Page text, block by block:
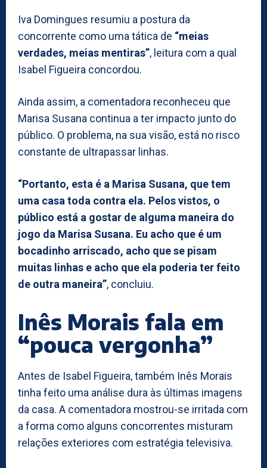
Iva Domingues resumiu a postura da
concorrente como uma tática de “meias
verdades, meias mentiras”, leitura com a qual
Isabel Figueira concordou.
Ainda assim, a comentadora reconheceu que
Marisa Susana continua a ter impacto junto do
público. O problema, na sua visão, está no risco
constante de ultrapassar linhas.
“Portanto, esta é a Marisa Susana, que tem
uma casa toda contra ela. Pelos vistos, o
público está a gostar de alguma maneira do
jogo da Marisa Susana. Eu acho que é um
bocadinho arriscado, acho que se pisam
muitas linhas e acho que ela poderia ter feito
de outra maneira”, concluiu.
Inês Morais fala em
“pouca vergonha”
Antes de Isabel Figueira, também Inês Morais
tinha feito uma análise dura às últimas imagens
da casa. A comentadora mostrou-se irritada com
a forma como alguns concorrentes misturam
relações exteriores com estratégia televisiva.